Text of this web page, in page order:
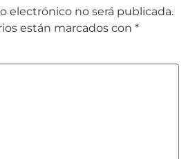
electrónico no será publicada.
están marcados con *